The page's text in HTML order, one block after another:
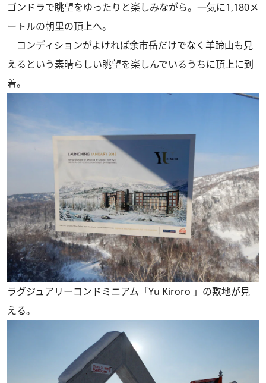
ゴンドラで眺望をゆったりと楽しみながら。一気に1,180メ
ートルの朝里の頂上へ。
コンディションがよければ余市岳だけでなく羊蹄山も見
えるという素晴らしい眺望を楽しんでいるうちに頂上に到
着。
ラグジュアリーコンドミニアム「Yu Kiroro 」の敷地が見
える。